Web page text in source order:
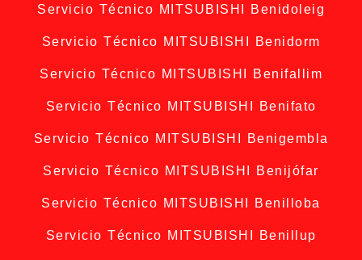
Servicio Técnico MITSUBISHI Benidoleig
Servicio Técnico MITSUBISHI Benidorm
Servicio Técnico MITSUBISHI Benifallim
Servicio Técnico MITSUBISHI Benifato
Servicio Técnico MITSUBISHI Benigembla
Servicio Técnico MITSUBISHI Benijófar
Servicio Técnico MITSUBISHI Benilloba
Servicio Técnico MITSUBISHI Benillup